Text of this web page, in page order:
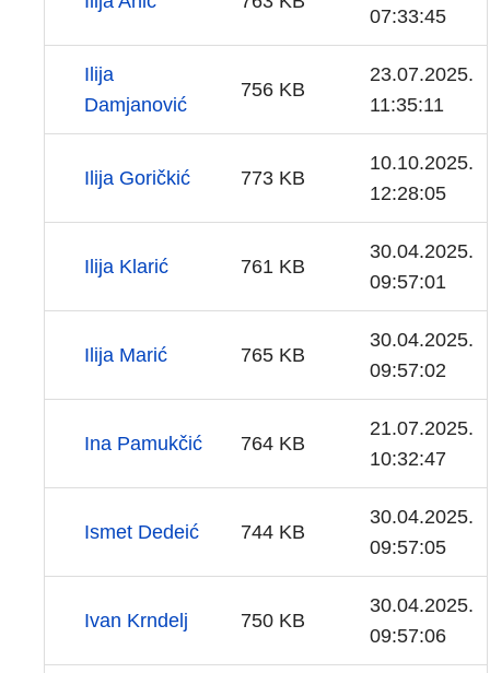
07:33:45
Ilija
Damjanović
756 KB
23.07.2025.
11:35:11
Ilija Goričkić 773 KB
10.10.2025.
12:28:05
Ilija Klarić 761 KB
30.04.2025.
09:57:01
Ilija Marić 765 KB
30.04.2025.
09:57:02
Ina Pamukčić 764 KB
21.07.2025.
10:32:47
Ismet Dedeić 744 KB
30.04.2025.
09:57:05
Ivan Krndelj 750 KB
30.04.2025.
09:57:06